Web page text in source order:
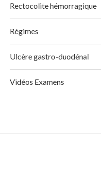
Rectocolite hémorragique
Régimes
Ulcère gastro-duodénal
Vidéos Examens